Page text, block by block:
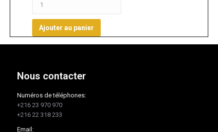
Ajouter au panier
Nous contacter
Numéros de téléphones:
+216 23 970 970
+216 22 318 233
Email: